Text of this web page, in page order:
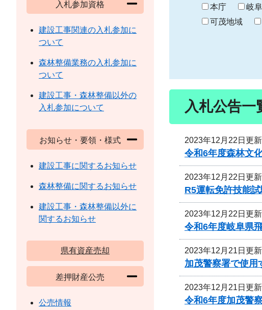
ま
り
本庁 岐
可茂地域
入札公告一
2023年12月22日更新
令和6年度森林文
2023年12月22日更新
R5運転免許技能
2023年12月22日更新
令和6年度岐阜県
2023年12月21日更新
加茂警察署で使用
2023年12月21日更新
令和6年度加茂警
入札参加資格
建設工事関連の入札参加に
ついて
森林整備業務の入札参加に
ついて
建設工事・森林整備以外の
入札参加について
お知らせ・要領・様式
建設工事に関するお知らせ
森林整備に関するお知らせ
建設工事・森林整備以外に
関するお知らせ
県有資産売却
差押財産公売
公売情報